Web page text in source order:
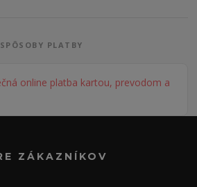
SPÔSOBY PLATBY
ZÁKAZNÍKOV